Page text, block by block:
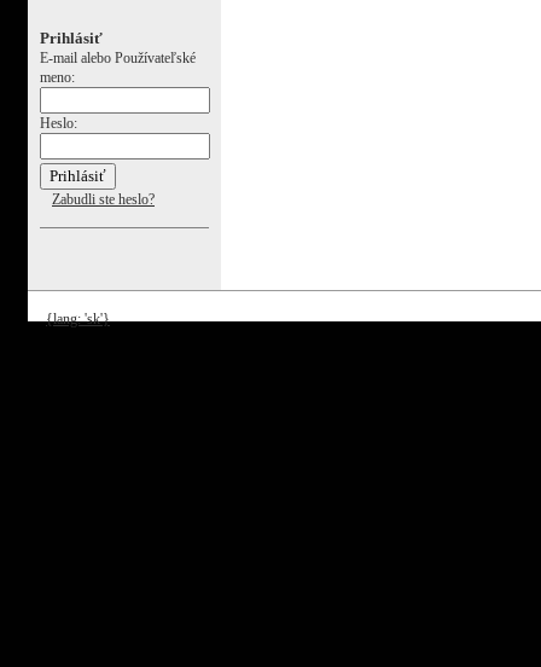
Prihlásiť
E-mail alebo Používateľské
meno:
Heslo:
Zabudli ste heslo?
{lang: 'sk'}